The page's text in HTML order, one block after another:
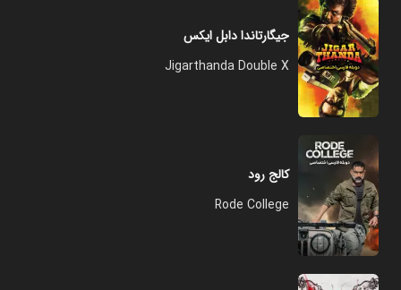
جیگارتاندا دابل ایکس
Jigarthanda Double X
کالج رود
Rode College